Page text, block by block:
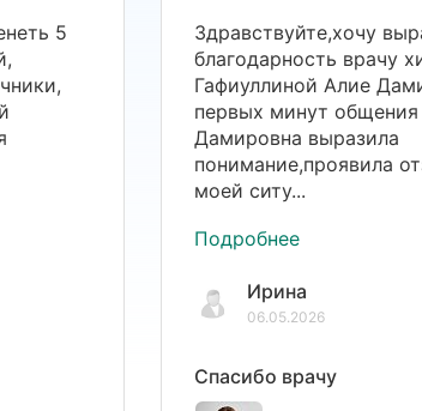
5
Здравствуйте,хочу
благодарность врачу
Гафиуллиной Алие
первых минут
Дамировна выразила
понимание,проявила
моей ситу...
Подробнее
Ирина
06.05.2026
Спасибо врачу